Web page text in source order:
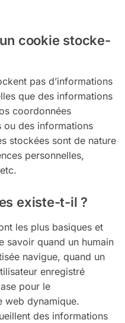
cookie stocke-
pas d’informations
que des informations
coordonnées
ou des informations
stockées sont de nature
personnelles,
existe-t-il ?
les plus basiques et
savoir quand un humain
navigue, quand un
enregistré
pour le
web dynamique.
des informations